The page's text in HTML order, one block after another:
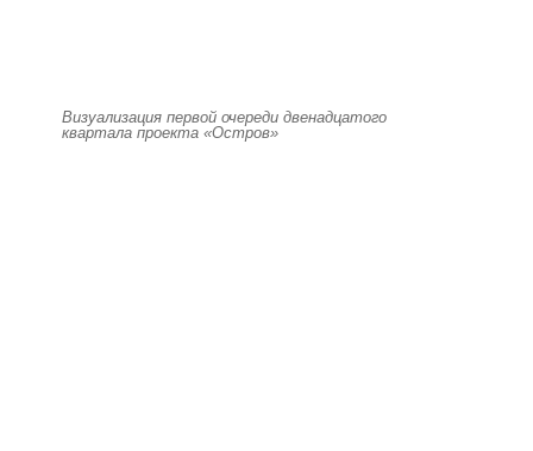
Визуализация первой очереди двенадцатого
квартала проекта «Остров»